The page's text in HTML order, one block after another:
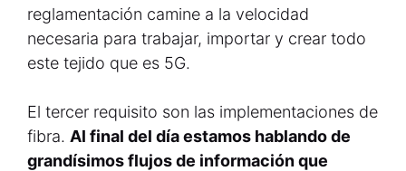
reglamentación camine a la velocidad
necesaria para trabajar, importar y crear todo
este tejido que es 5G.
El tercer requisito son las implementaciones de
fibra. Al final del día estamos hablando de
grandísimos flujos de información que